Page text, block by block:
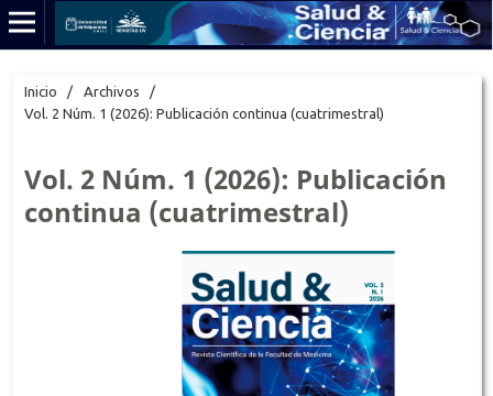
Inicio / Archivos
/
Vol. 2 Núm. 1 (2026): Publicación continua (cuatrimestral)
Vol. 2 Núm. 1 (2026): Publicación
continua (cuatrimestral)